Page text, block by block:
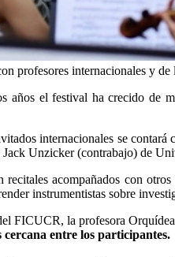
profesores internacionales y
años el festival ha crecido de
internacionales se
Unzicker (contrabajo) de
recitales acompañados con
instrumentistas sobre
FICUCR, la profesora
cercana entre los participantes.